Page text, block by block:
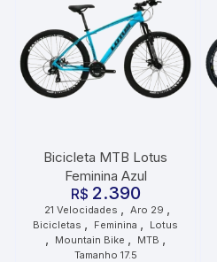
Bicicleta MTB Lotus
Feminina Azul
R$ 2.390
21 Velocidades Aro 29
Bicicletas Feminina Lotus
Mountain Bike MTB
Tamanho 17.5